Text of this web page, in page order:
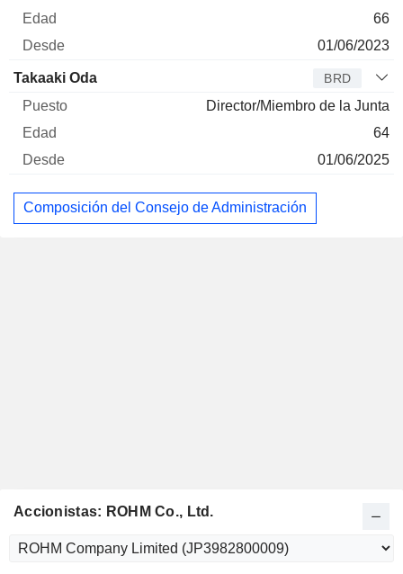
66
01/06/2023
Takaaki Oda BRD
Director/Miembro de la Junta
64
01/06/2025
Composición del Consejo de Administración
Accionistas: ROHM Co., Ltd.